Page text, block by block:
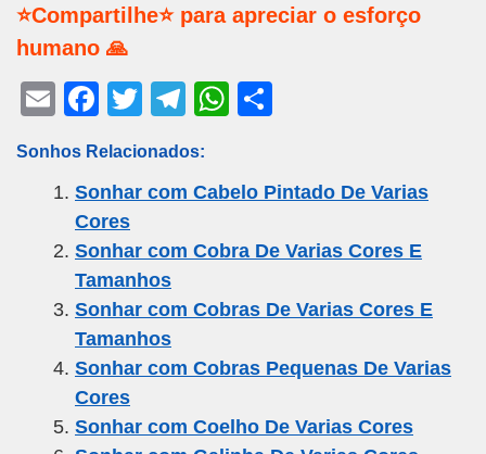
⭐Compartilhe⭐ para apreciar o esforço
humano 🙏
E
ail
F
c
e
b
o
o
k
T
tt
er
T
e
gr
a
m
W
s
A
p
p
e
Sonhos Relacionados:
Sonhar com Cabelo Pintado De Varias
Cores
Sonhar com Cobra De Varias Cores E
Tamanhos
Sonhar com Cobras De Varias Cores E
Tamanhos
Sonhar com Cobras Pequenas De Varias
Cores
Sonhar com Coelho De Varias Cores